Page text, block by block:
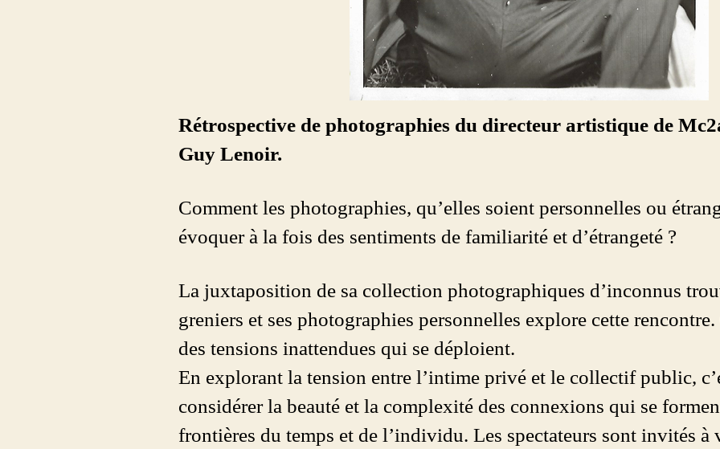
Rétrospective de photographies du directeur artistique de
Guy Lenoir.
Comment les photographies, qu’elles soient personnelles ou
évoquer à la fois des sentiments de familiarité et d’étrangeté ?
La juxtaposition de sa collection photographiques d’inconnus
greniers et ses photographies personnelles explore cette
des tensions inattendues qui se déploient.
En explorant la tension entre l’intime privé et le collectif public,
considérer la beauté et la complexité des connexions qui se
frontières du temps et de l’individu. Les spectateurs sont invités à